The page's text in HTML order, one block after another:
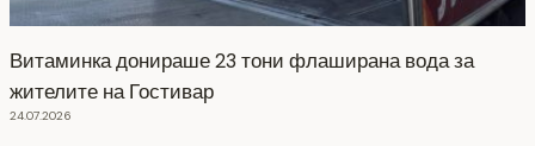
Витаминка донираше 23 тони флаширана вода за
жителите на Гостивар
24.07.2026